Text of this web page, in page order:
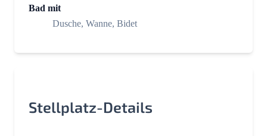
Bad mit
Dusche, Wanne, Bidet
Stellplatz-Details